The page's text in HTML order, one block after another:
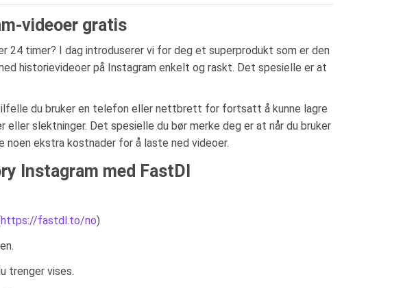
videoer gratis
timer? I dag introduserer vi for deg et superprodukt som er den
historievideoer på Instagram enkelt og raskt. Det spesielle er at
du bruker en telefon eller nettbrett for fortsatt å kunne lagre
slektninger. Det spesielle du bør merke deg er at når du bruker
ekstra kostnader for å laste ned videoer.
Instagram med FastDl
https://fastdl.to/no)
trenger vises.